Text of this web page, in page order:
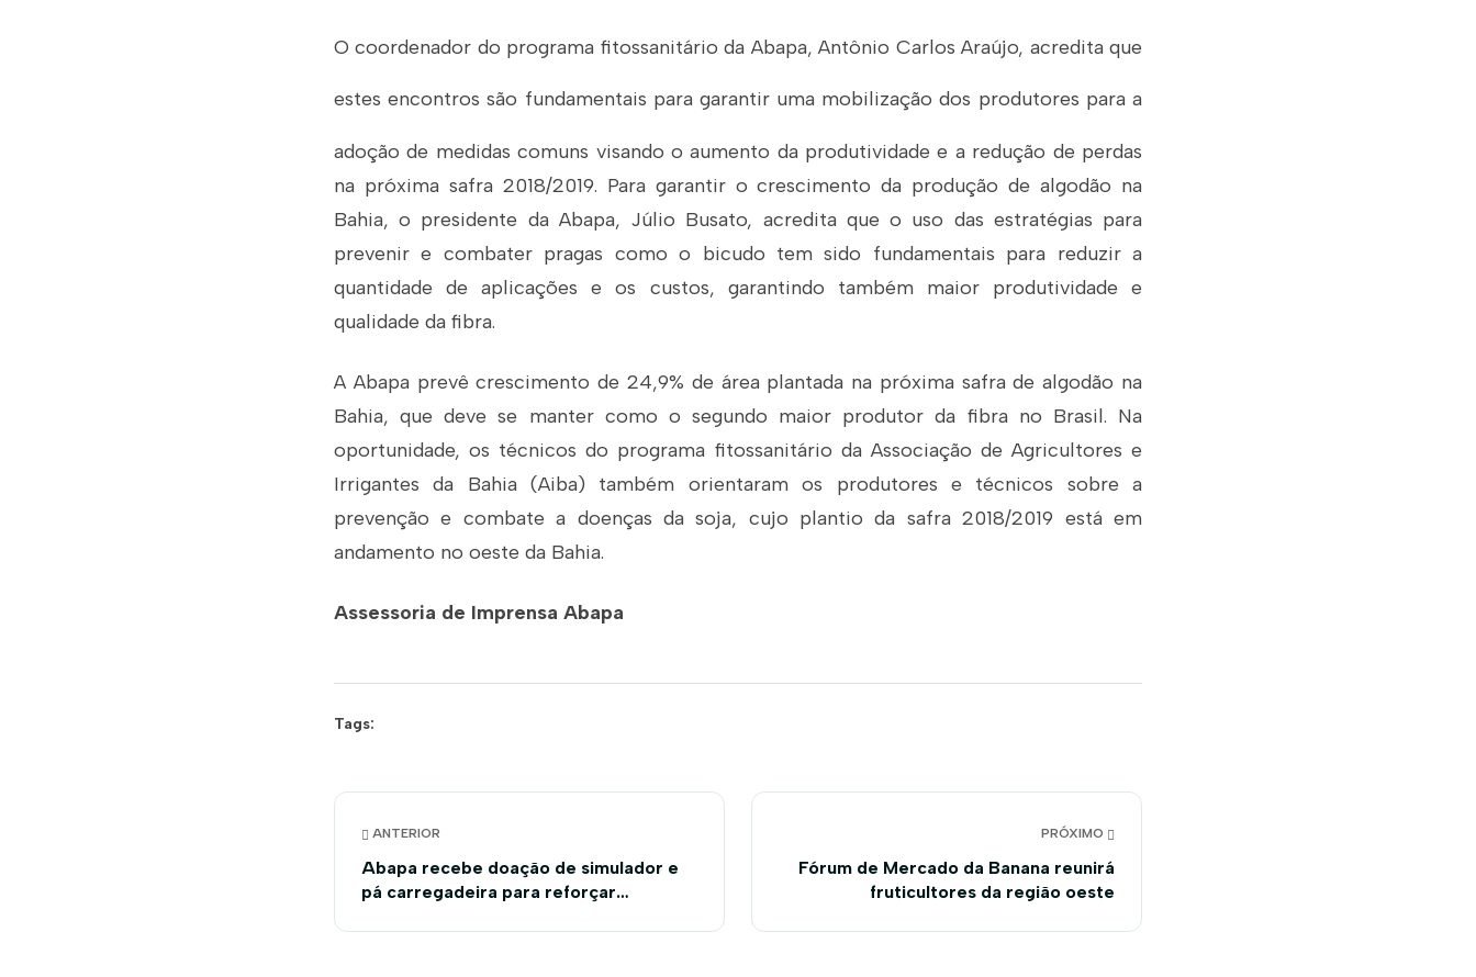
O coordenador do programa fitossanitário da Abapa, Antônio Carlos Araújo, acredita que
estes encontros são fundamentais para garantir uma mobilização dos produtores para a
adoção de medidas comuns visando o aumento da produtividade e a redução de perdas
na próxima safra 2018/2019. Para garantir o crescimento da produção de algodão na
Bahia, o presidente da Abapa, Júlio Busato, acredita que o uso das estratégias para
prevenir e combater pragas como o bicudo tem sido fundamentais para reduzir a
quantidade de aplicações e os custos, garantindo também maior produtividade e
qualidade da fibra.
A Abapa prevê crescimento de 24,9% de área plantada na próxima safra de algodão na
Bahia, que deve se manter como o segundo maior produtor da fibra no Brasil. Na
oportunidade, os técnicos do programa fitossanitário da Associação de Agricultores e
Irrigantes da Bahia (Aiba) também orientaram os produtores e técnicos sobre a
prevenção e combate a doenças da soja, cujo plantio da safra 2018/2019 está em
andamento no oeste da Bahia.
Assessoria de Imprensa Abapa
Tags:
ANTERIOR
Abapa recebe doação de simulador e
pá carregadeira para reforçar
PRÓXIMO
Fórum de Mercado da Banana reunirá
fruticultores da região oeste